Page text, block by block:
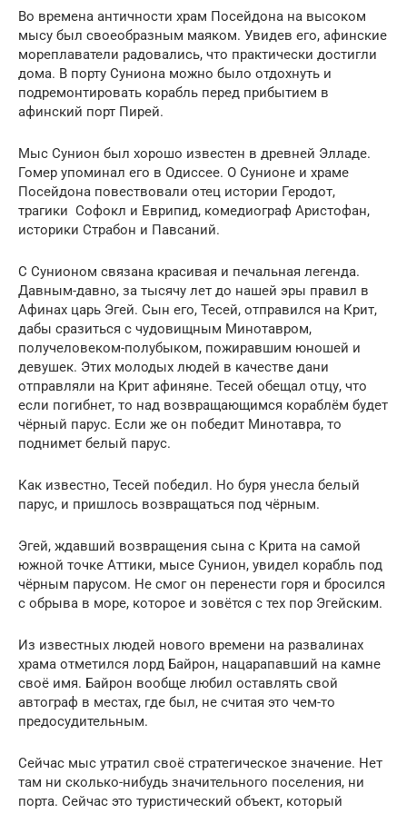
Во времена античности храм Посейдона на высоком
мысу был своеобразным маяком. Увидев его, афинские
мореплаватели радовались, что практически достигли
дома. В порту Суниона можно было отдохнуть и
подремонтировать корабль перед прибытием в
афинский порт Пирей.
Мыс Сунион был хорошо известен в древней Элладе.
Гомер упоминал его в Одиссее. О Сунионе и храме
Посейдона повествовали отец истории Геродот,
трагики Софокл и Еврипид, комедиограф Аристофан,
историки Страбон и Павсаний.
С Сунионом связана красивая и печальная легенда.
Давным-давно, за тысячу лет до нашей эры правил в
Афинах царь Эгей. Сын его, Тесей, отправился на Крит,
дабы сразиться с чудовищным Минотавром,
получеловеком-полубыком, пожиравшим юношей и
девушек. Этих молодых людей в качестве дани
отправляли на Крит афиняне. Тесей обещал отцу, что
если погибнет, то над возвращающимся кораблём будет
чёрный парус. Если же он победит Минотавра, то
поднимет белый парус.
Как известно, Тесей победил. Но буря унесла белый
парус, и пришлось возвращаться под чёрным.
Эгей, ждавший возвращения сына с Крита на самой
южной точке Аттики, мысе Сунион, увидел корабль под
чёрным парусом. Не смог он перенести горя и бросился
с обрыва в море, которое и зовётся с тех пор Эгейским.
Из известных людей нового времени на развалинах
храма отметился лорд Байрон, нацарапавший на камне
своё имя. Байрон вообще любил оставлять свой
автограф в местах, где был, не считая это чем-то
предосудительным.
Сейчас мыс утратил своё стратегическое значение. Нет
там ни сколько-нибудь значительного поселения, ни
порта. Сейчас это туристический объект, который